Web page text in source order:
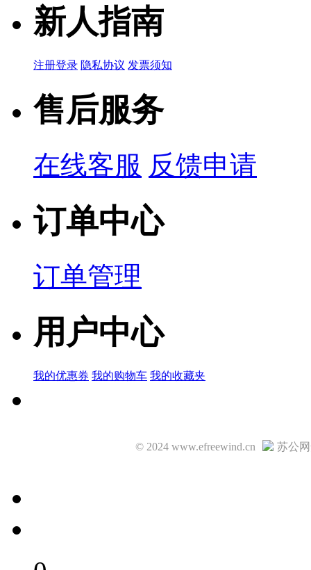
新人指南
注册登录 隐私协议 发票须知
售后服务
在线客服 反馈申请
订单中心
订单管理
用户中心
我的优惠券 我的购物车 我的收藏夹
© 2024 www.efreewind.cn 苏公网